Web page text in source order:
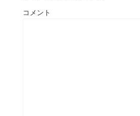
コメント